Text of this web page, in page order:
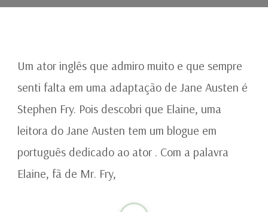
E
Um ator inglês que admiro muito e que sempre
senti falta em uma adaptação de Jane Austen é
Stephen Fry. Pois descobri que Elaine, uma
leitora do Jane Austen tem um blogue em
português dedicado ao ator . Com a palavra
Elaine, fã de Mr. Fry,